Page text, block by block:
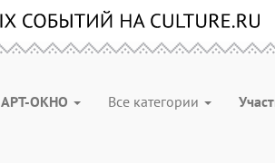
АРТ-ОКНО Все категории